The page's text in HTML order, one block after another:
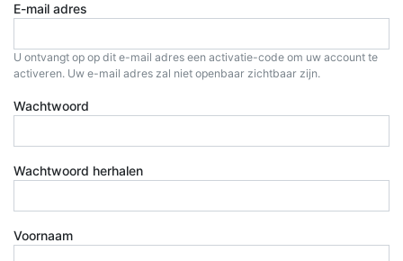
E-mail adres
U ontvangt op op dit e-mail adres een activatie-code om uw account te
activeren. Uw e-mail adres zal niet openbaar zichtbaar zijn.
Wachtwoord
Wachtwoord herhalen
Voornaam